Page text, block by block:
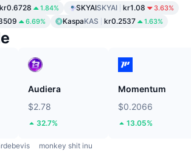
kr0.6728 1.84% SKYAISKYAI kr1.08 3.63%
6.69% KaspaKAS kr0.2537 1.63%
Audiera
$2.78
32.7%
Momentum
$0.2066
13.05%
monkey shit inu